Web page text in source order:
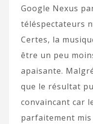
Google Nexus
téléspectateurs
Certes, la
être un peu
apaisante.
que le résultat
convaincant car
parfaitement mis